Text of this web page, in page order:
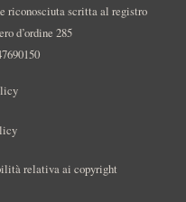
riconosciuta scritta al registro
d’ordine 285
relativa ai copyright